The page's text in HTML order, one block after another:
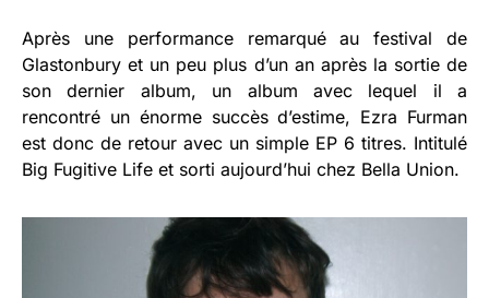
Après une performance remarqué au festival de
Glastonbury et un peu plus d’un an après la sortie de
son dernier album, un album avec lequel il a
rencontré un énorme succès d’estime, Ezra Furman
est donc de retour avec un simple EP 6 titres. Intitulé
Big Fugitive Life et sorti aujourd’hui chez Bella Union.